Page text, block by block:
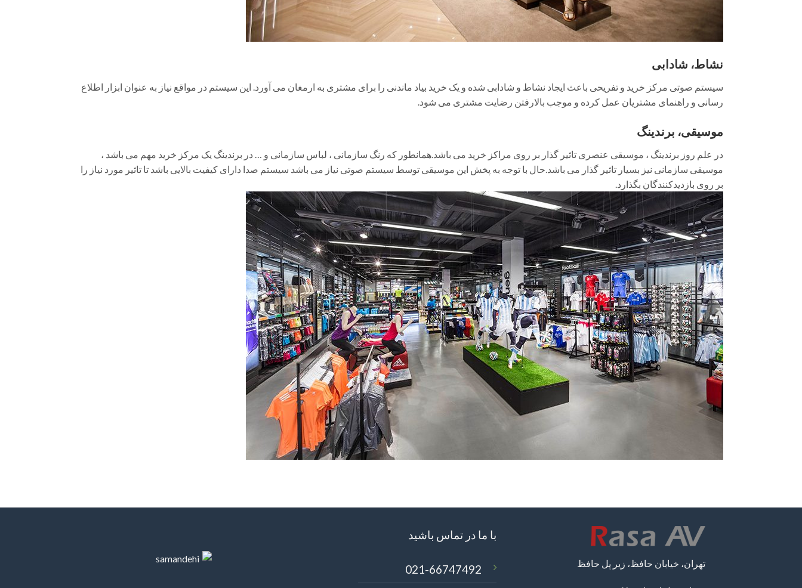
نشاط، شادابی
سیستم صوتی مرکز خرید و تفریحی باعث ایجاد نشاط و شادابی شده و یک خرید بیاد ماندنی را برای مشتری به ارمغان می آورد. این سیستم در مواقع نیاز به عنوان ابزار اطلاع
رسانی و راهنمای مشتریان عمل کرده و موجب بالارفتن رضایت مشتری می شود.
موسیقی، برندینگ
در علم روز برندینگ ، موسیقی عنصری تاثیر گذار بر روی مراکز خرید می باشد.همانطور که رنگ سازمانی ، لباس سازمانی و … در برندینگ یک مرکز خرید مهم می باشد ،
موسیقی سازمانی نیز بسیار تاثیر گذار می باشد.حال با توجه به پخش این موسیقی توسط سیستم صوتی نیاز می باشد سیستم صدا دارای کیفیت بالایی باشد تا تاثیر مورد نیاز را
بر روی بازدیدکنندگان بگذارد.
تهران، خیابان حافظ، زیر پل حافظ
با ما در تماس باشید
021-66747492